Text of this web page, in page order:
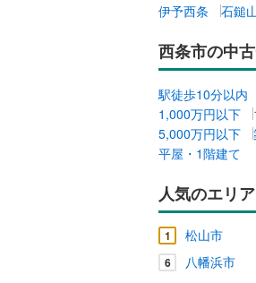
伊予西条 石鎚
西条市の中
駅徒歩10分以内
1,000万円以下
5,000万円以下
平屋・1階建て
人気のエリ
1 松山市
6 八幡浜市